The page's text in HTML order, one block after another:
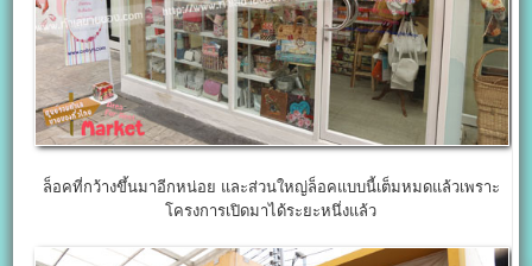
ล็อคที่กว้างขึ้นมาอีกหน่อย และส่วนใหญ่ล็อคแบบนี้เต็มหมดแล้วเพราะ
โครงการเปิดมาได้ระยะหนึ่งแล้ว